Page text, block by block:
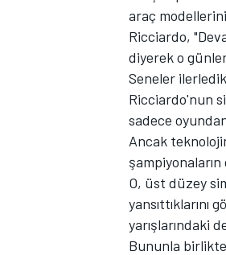
TÜRK SPORCULAR
araç
Ricciardo,
diyerek o
Seneler
Ricciardo'nun
sadece
Ancak
O, üst düzey
yarışlarındaki
Bununla